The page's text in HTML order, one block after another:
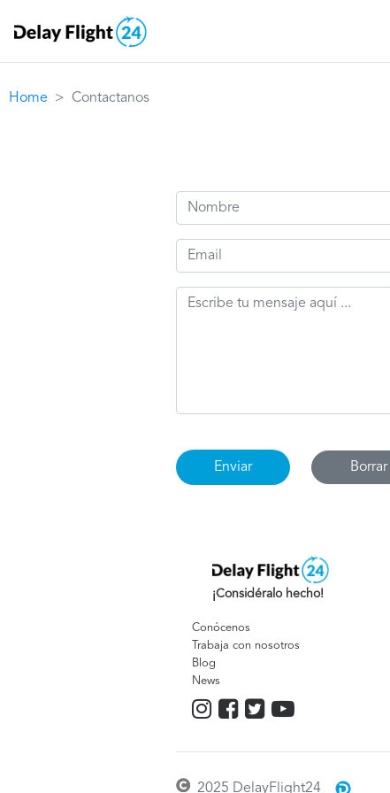
Home Contactanos
Borrar
¡Considéralo hecho!
Conócenos
Trabaja con nosotros
Blog
News
2025 DelayFlight24